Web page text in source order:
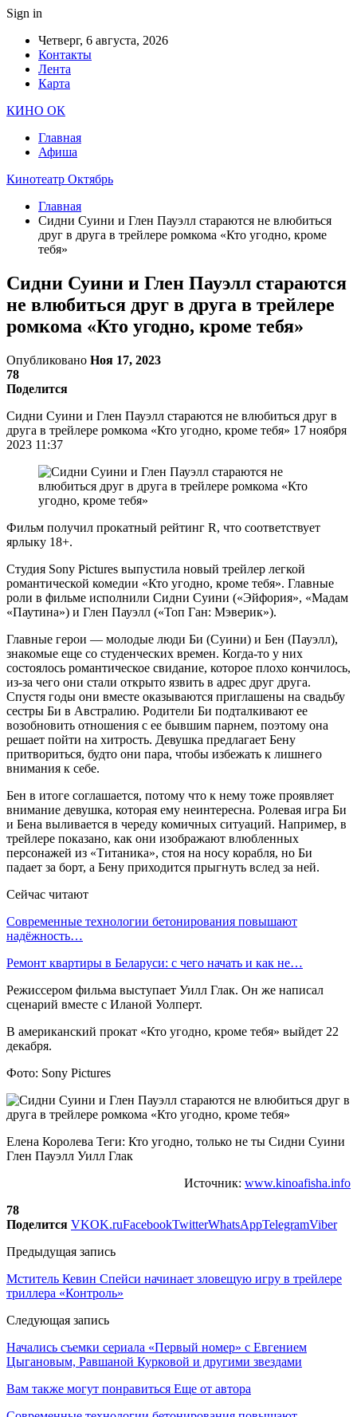
Sign in
Четверг, 6 августа, 2026
Контакты
Лента
Карта
КИНО ОК
Главная
Афиша
Кинотеатр Октябрь
Главная
Сидни Суини и Глен Пауэлл стараются не влюбиться
друг в друга в трейлере ромкома «Кто угодно, кроме
тебя»
Сидни Суини и Глен Пауэлл стараются
не влюбиться друг в друга в трейлере
ромкома «Кто угодно, кроме тебя»
Опубликовано Ноя 17, 2023
78
Поделится
Сидни Суини и Глен Пауэлл стараются не влюбиться друг в
друга в трейлере ромкома «Кто угодно, кроме тебя» 17 ноября
2023 11:37
Фильм получил прокатный рейтинг R, что соответствует
ярлыку 18+.
Студия Sony Pictures выпустила новый трейлер легкой
романтической комедии «Кто угодно, кроме тебя». Главные
роли в фильме исполнили Сидни Суини («Эйфория», «Мадам
«Паутина») и Глен Пауэлл («Топ Ган: Мэверик»).
Главные герои — молодые люди Би (Суини) и Бен (Пауэлл),
знакомые еще со студенческих времен. Когда-то у них
состоялось романтическое свидание, которое плохо кончилось,
из-за чего они стали открыто язвить в адрес друг друга.
Спустя годы они вместе оказываются приглашены на свадьбу
сестры Би в Австралию. Родители Би подталкивают ее
возобновить отношения с ее бывшим парнем, поэтому она
решает пойти на хитрость. Девушка предлагает Бену
притвориться, будто они пара, чтобы избежать к лишнего
внимания к себе.
Бен в итоге соглашается, потому что к нему тоже проявляет
внимание девушка, которая ему неинтересна. Ролевая игра Би
и Бена выливается в череду комичных ситуаций. Например, в
трейлере показано, как они изображают влюбленных
персонажей из «Титаника», стоя на носу корабля, но Би
падает за борт, а Бену приходится прыгнуть вслед за ней.
Сейчас читают
Современные технологии бетонирования повышают
надёжность…
Ремонт квартиры в Беларуси: с чего начать и как не…
Режиссером фильма выступает Уилл Глак. Он же написал
сценарий вместе с Иланой Уолперт.
В американский прокат «Кто угодно, кроме тебя» выйдет 22
декабря.
Фото: Sony Pictures
Елена Королева Теги: Кто угодно, только не ты Сидни Суини
Глен Пауэлл Уилл Глак
Источник: www.kinoafisha.info
78
Поделится VKOK.ruFacebookTwitterWhatsAppTelegramViber
Предыдущая запись
Мститель Кевин Спейси начинает зловещую игру в трейлере
триллера «Контроль»
Следующая запись
Начались съемки сериала «Первый номер» с Евгением
Цыгановым, Равшаной Курковой и другими звездами
Вам также могут понравиться Еще от автора